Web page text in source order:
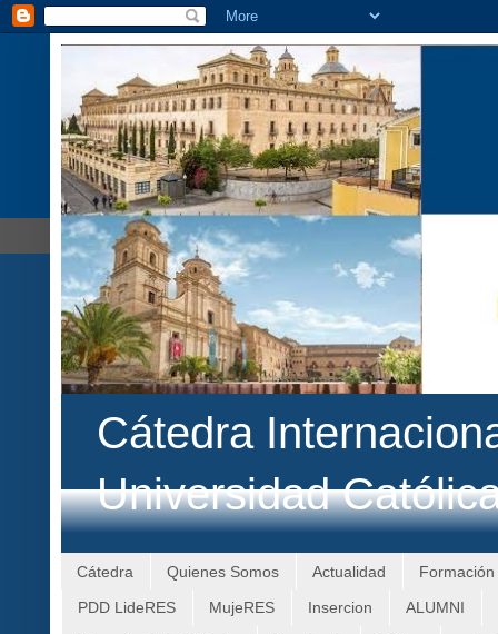
Cátedra
Universidad
Cátedra Quienes Somos Actualidad Formación
PDD LideRES MujeRES Insercion ALUMNI